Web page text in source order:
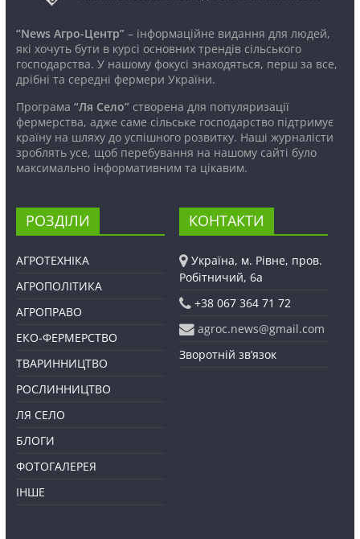
“News Агро-Центр”– інформаційне видання для людей,
які хочуть бути в курсі основних трендів сільського
господарства. У нашому фокусі знаходяться, перш за все,
дрібні та середні фермери України.
Програма “Ля Село”створена для популяризації
фермерства, адже саме сільське господарство підтримує
країну на шляху до успішного розвитку. Наші журналісти
зроблять усе, щоб перебування на нашому сайті було
максимально інформативним та цікавим.
РОЗДІЛИ
АГРОТЕХНІКА
АГРОПОЛІТИКА
АГРОПРАВО
ЕКО-ФЕРМЕРСТВО
ТВАРИННИЦТВО
РОСЛИННИЦТВО
ЛЯ СЕЛО
БЛОГИ
ФОТОГАЛЕРЕЯ
ІНШЕ
КОНТАКТИ
Україна, м. Рівне, пров.
Робітничий, 6а
+38 067 364 71 72
agroc.news@gmail.com
Зворотній зв’язок